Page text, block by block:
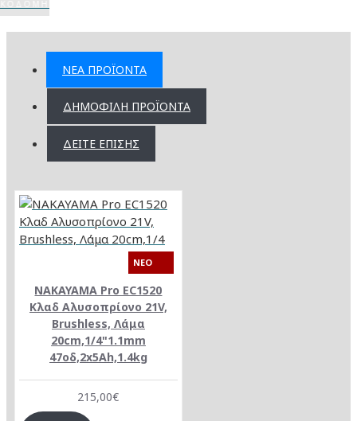
ΝΈΑ ΠΡΟΪΌΝΤΑ
ΔΗΜΟΦΙΛΉ ΠΡΟΪΌΝΤΑ
ΔΕΊΤΕ ΕΠΊΣΗΣ
NEO
NAKAYAMA Pro EC1520
Κλαδ Αλυσοπρίονο 21V,
Brushless, Λάμα
20cm,1/4"1.1mm
47οδ,2x5Ah,1.4kg
215,00€